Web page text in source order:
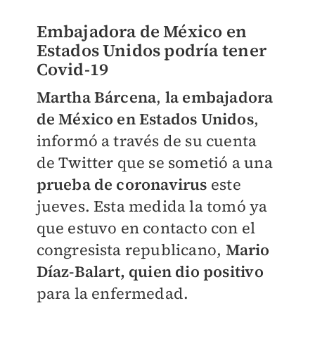
Embajadora de México en
Estados Unidos podría tener
Covid-19
Martha Bárcena, la embajadora
de México en Estados Unidos,
informó a través de su cuenta
de Twitter que se sometió a una
prueba de coronavirus este
jueves. Esta medida la tomó ya
que estuvo en contacto con el
congresista republicano, Mario
Díaz-Balart, quien dio positivo
para la enfermedad.